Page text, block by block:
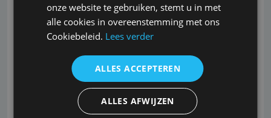
26-10-2022
Provisieverbod ook voor
ziekteverzuimverzekering?
<br /> <br /> Op 13<br /> april heeft de minister van
Financiën het wetsontwerp gepubliceerd waarin
onze website te gebruiken, stemt u in met
alle cookies in overeenstemming met ons
Cookiebeleid. Lees verder
ALLES ACCEPTEREN
ALLES AFWIJZEN